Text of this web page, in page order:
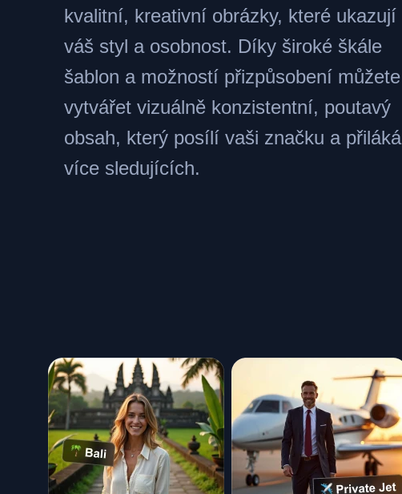
kvalitní, kreativní obrázky, které ukazují
váš styl a osobnost. Díky široké škále
šablon a možností přizpůsobení můžete
vytvářet vizuálně konzistentní, poutavý
obsah, který posílí vaši značku a přiláká
více sledujících.